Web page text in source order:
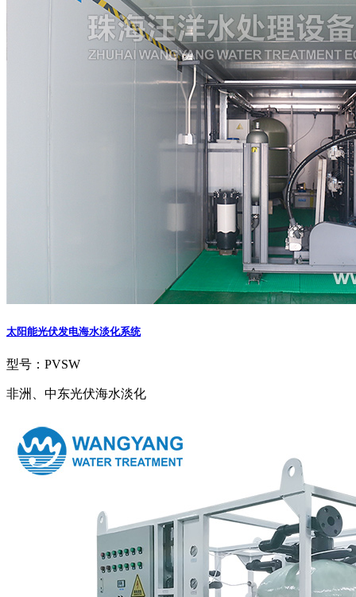
太阳能光伏发电海水淡化系统
型号：PVSW
非洲、中东光伏海水淡化